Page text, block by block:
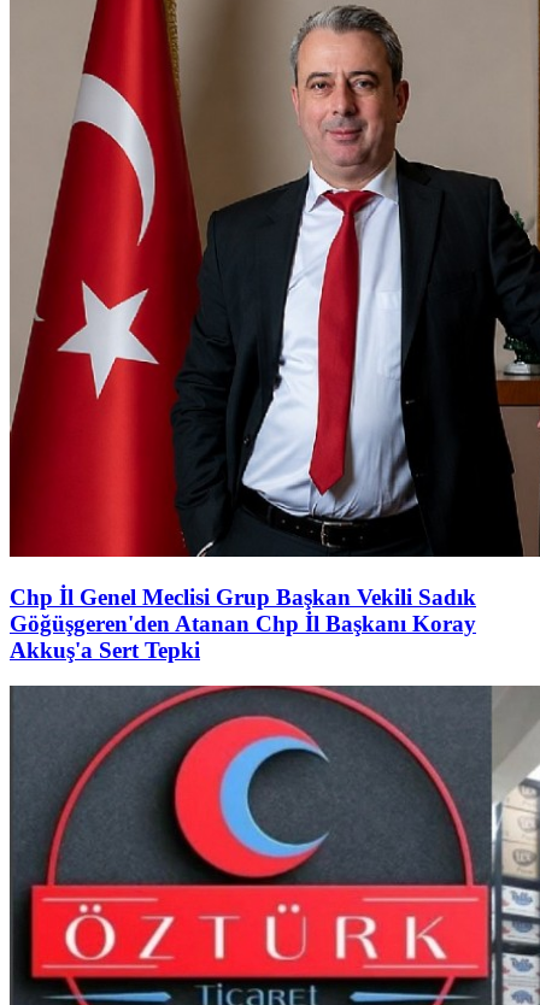
Chp İl Genel Meclisi Grup Başkan Vekili Sadık
Göğüşgeren'den Atanan Chp İl Başkanı Koray
Akkuş'a Sert Tepki